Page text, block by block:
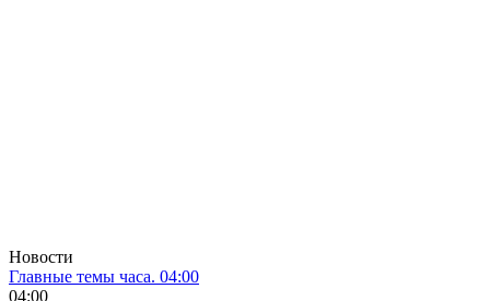
Новости
Главные темы часа. 04:00
04:00